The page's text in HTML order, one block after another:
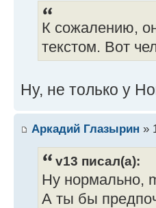
К сожалению,
текстом. Вот
Ну, не только у
Аркадий Глазырин »
v13 писал(а):
Ну нормально,
А ты бы